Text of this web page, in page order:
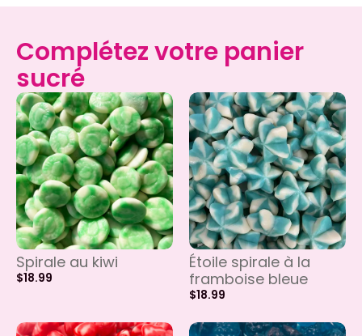
Complétez votre panier
sucré
Spirale au kiwi
$18.99
Étoile spirale à la
framboise bleue
$18.99